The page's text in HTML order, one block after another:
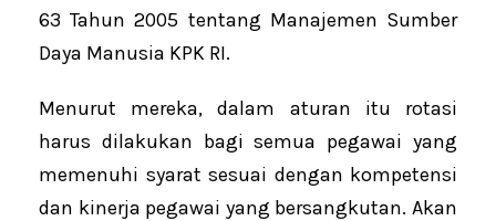
63 Tahun 2005 tentang Manajemen Sumber
Daya Manusia KPK RI.
Menurut mereka, dalam aturan itu rotasi
harus dilakukan bagi semua pegawai yang
memenuhi syarat sesuai dengan kompetensi
dan kinerja pegawai yang bersangkutan. Akan